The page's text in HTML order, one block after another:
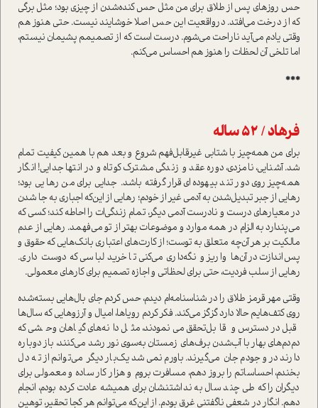
حس روزهای پس از طلاق برای من مثل حس کنده‌شدن از چیزی بود؛ مثل برگی
که از درخت می‌افتد. در‌واقعیت این حس اصلا خوشایند نیست. حتی هنوز هم
وقتی یادم می‌آید ناراحت می‌شوم. درست ا‌ست که از تصمیمم پشیمان نیستم،
اما تلخی آن لحظات را هنوز هم احساس می‌کنم.
***
فرهاد / 52 ساله
برای من همه‌چیز با شتابی غیر‌قابل‌فهم شروع و بعد هم با همین کیفیت تمام
شد. آشنایی، نامزدی، دوره عقد و زندگی مشترک کوتاه و در انتها جدایی! انگار
همه‌چیز روی دور تند بیهوده‌ای قرار گرفته باشد. جدایی برای من رهایی بود؛
رهایی از جبر تبدیل‌شدن به آدمی غیر از خودم؛ رهایی از این‌که اجباری به جا شدن
در معیارهای درست و نادرست آدمی دیگر، تمام زندگی‌ات را احاطه کند؛ کسی که
می‌پندارد به الزام در همه موارد و موضوعات بهتر از تو می‌فهمد. رهایی از عدم
مالکیت بر هر آن‌چه متعلق به توست؛ از کارت‌های اعتباری بانک‌هایی که حقوق و
پس‌اندازت در آن‌ها واریز و نگه‌داری می‌کنی تا خرید لباسی که دوست داری.
رهایی از سلب فردیت، حتی برای لحظاتی و اجازه تصمیم برای کارهای معمولی.
وقتی مهر قرمز طلاق را در شناسنامه‌ام دیدم، حس کردم جای بال‌هایی بسته‌شده
روی کتف‌هایم حالا دارد گز‌گز می‌کند. فکر کردم رویاها، امیال و آرزوهایی که سال‌ها
قبل در‌دسترس و قابل‌تحقق می‌نمودند، مثل دانه‌های گیاهان وحشی که
دم‌دم‌های بهار با آب‌شدن برف‌های زمستان به‌سوی نور رشد می‌کنند، باز دوباره
دارند در وجودم جان می‌گیرند. باورم نمی‌شد یک‌بار دیگر می‌توانم از ته دل
بخندم، احساساتم را بروز دهم، مسافرت بروم و هزار کار ساده و معمولی برای
دیگران را که طی چند سال به نداشتنشان برای همیشه عادت کرده بودم، انجام
دهم. انگار در شعفی ناگفتنی غرق بودم. از این‌که می‌توانم هر کجا تحقیر، توهین